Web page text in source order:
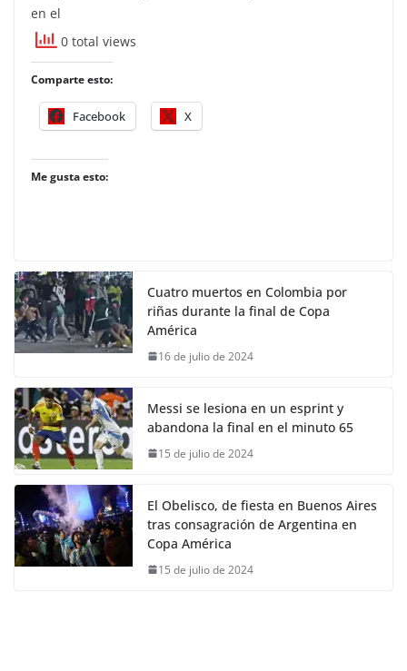
en el
0 total views
Comparte esto:
Facebook X
Me gusta esto:
Cuatro muertos en Colombia por
riñas durante la final de Copa
América
16 de julio de 2024
Messi se lesiona en un esprint y
abandona la final en el minuto 65
15 de julio de 2024
El Obelisco, de fiesta en Buenos Aires
tras consagración de Argentina en
Copa América
15 de julio de 2024